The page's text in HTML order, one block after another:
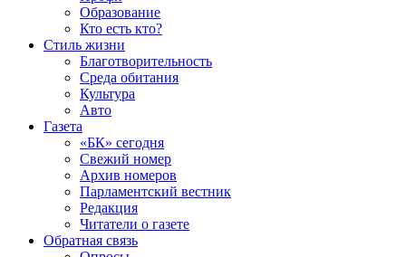
Образование
Кто есть кто?
Стиль жизни
Благотворительность
Среда обитания
Культура
Авто
Газета
«БК» сегодня
Свежий номер
Архив номеров
Парламентский вестник
Редакция
Читатели о газете
Обратная связь